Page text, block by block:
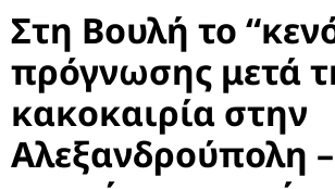
Στη Βουλή το
πρόγνωσης μετά
κακοκαιρία στην
Αλεξανδρούπολη